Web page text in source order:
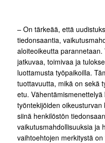
– On tärkeää, että
tiedonsaantia,
aloiteoikeutta
jatkuvaa, toimivaa ja
luottamusta työpaikoilla.
tuottavuutta, mikä on sekä
etu.
työntekijöiden
siinä henkilöstön
vaikutusmahdollisuuksia ja
vaihtoehtojen merkitystä